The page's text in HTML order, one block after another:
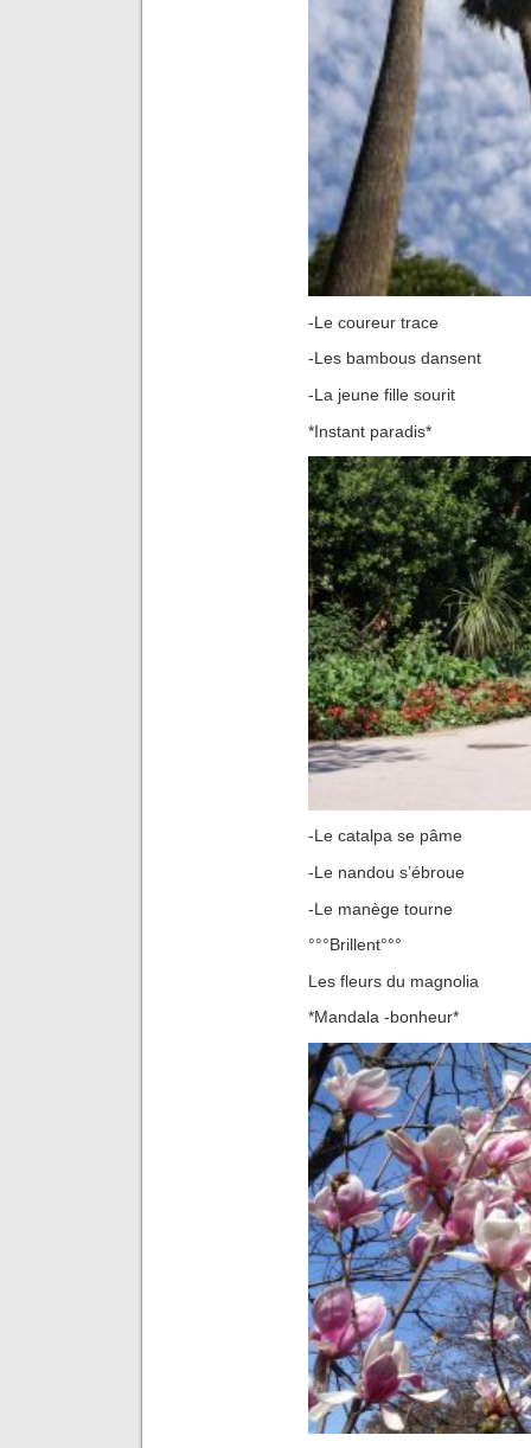
-Le coureur trace
-Les bambous dansent
-La jeune fille sourit
*Instant paradis*
-Le catalpa se pâme
-Le nandou s’ébroue
-Le manège tourne
°°°Brillent°°°
Les fleurs du magnolia
*Mandala -bonheur*